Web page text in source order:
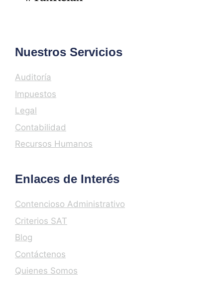
Nuestros Servicios
Auditoría
Impuestos
Legal
Contabilidad
Recursos Humanos
Enlaces de Interés
Contencioso Administrativo
Criterios SAT
Blog
Contáctenos
Quienes Somos